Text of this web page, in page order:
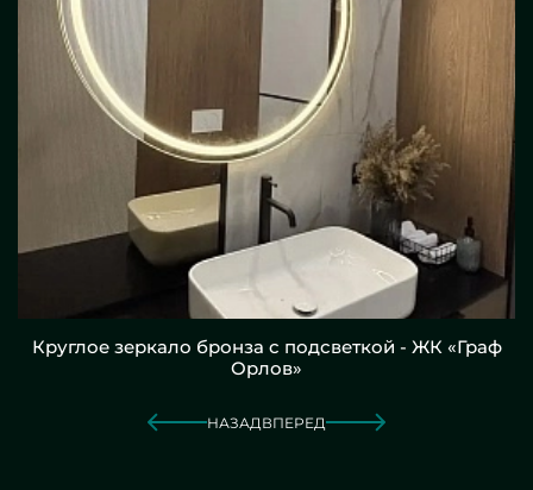
Круглое зеркало бронза с подсветкой - ЖК «Граф
Орлов»
НАЗАД ВПЕРЕД